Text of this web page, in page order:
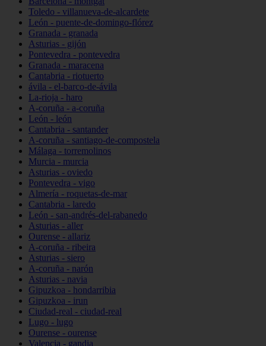
Toledo - villanueva-de-alcardete
León - puente-de-domingo-flórez
Granada - granada
Asturias - gijón
Pontevedra - pontevedra
Granada - maracena
Cantabria - riotuerto
ávila - el-barco-de-ávila
La-rioja - haro
A-coruña - a-coruña
León - león
Cantabria - santander
A-coruña - santiago-de-compostela
Málaga - torremolinos
Murcia - murcia
Asturias - oviedo
Pontevedra - vigo
Almería - roquetas-de-mar
Cantabria - laredo
León - san-andrés-del-rabanedo
Asturias - aller
Ourense - allariz
A-coruña - ribeira
Asturias - siero
A-coruña - narón
Asturias - navia
Gipuzkoa - hondarribia
Gipuzkoa - irun
Ciudad-real - ciudad-real
Lugo - lugo
Ourense - ourense
Valencia - gandia